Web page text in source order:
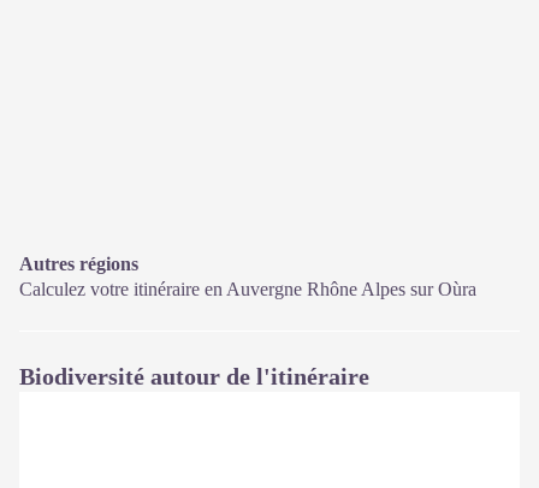
Autres régions
Calculez votre itinéraire en Auvergne Rhône Alpes surOùra
Biodiversité autour de l'itinéraire